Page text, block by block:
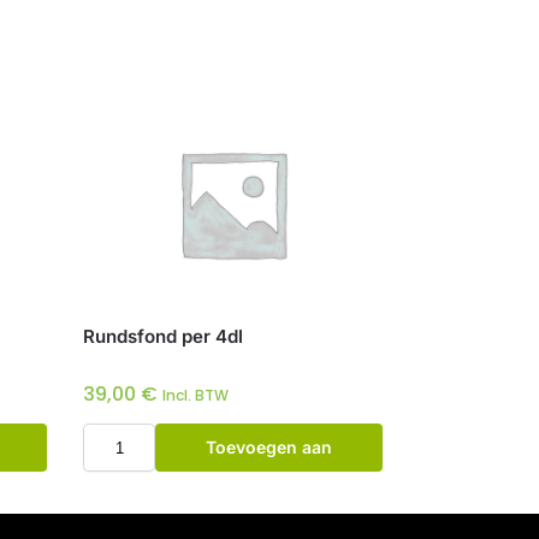
Rundsfond per 4dl
39,00 € Incl. BTW
Toevoegen aan